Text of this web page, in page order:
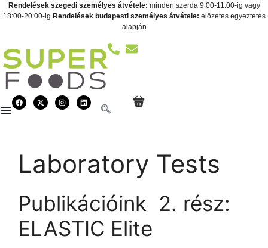
Rendelések szegedi személyes átvétele: minden szerda 9:00-11:00-ig vagy
18:00-20:00-ig Rendelések budapesti személyes átvétele: előzetes egyeztetés
alapján
Laboratory Tests
Publikációink  2. rész:
ELASTIC Elite